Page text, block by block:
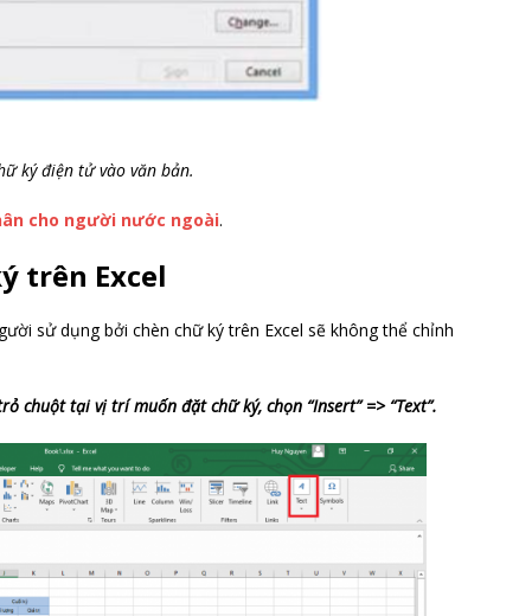
ký điện tử vào văn bản.
cho người nước ngoài.
trên Excel
sử dụng bởi chèn chữ ký trên Excel sẽ không thể chỉnh
chuột tại vị trí muốn đặt chữ ký, chọn “Insert” => “Text”.